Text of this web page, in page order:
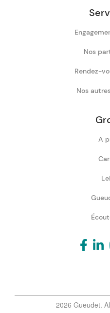
Nos
Rendez-
Nos
A
2026 Gueudet.